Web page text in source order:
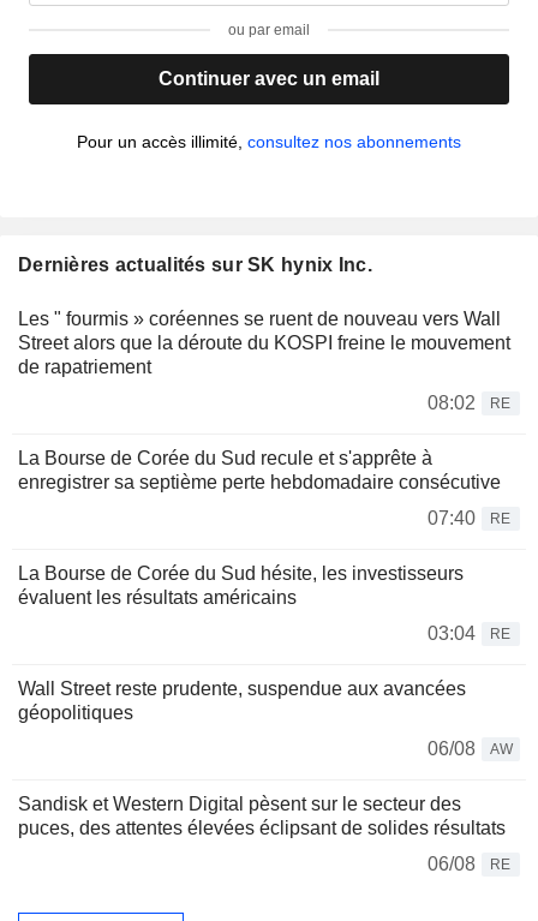
ou par email
Continuer avec un email
Pour un accès illimité, consultez nos abonnements
Dernières actualités sur SK hynix Inc.
Les " fourmis » coréennes se ruent de nouveau vers Wall
Street alors que la déroute du KOSPI freine le mouvement
de rapatriement
08:02
RE
La Bourse de Corée du Sud recule et s'apprête à
enregistrer sa septième perte hebdomadaire consécutive
07:40
RE
La Bourse de Corée du Sud hésite, les investisseurs
évaluent les résultats américains
03:04
RE
Wall Street reste prudente, suspendue aux avancées
géopolitiques
06/08
AW
Sandisk et Western Digital pèsent sur le secteur des
puces, des attentes élevées éclipsant de solides résultats
06/08
RE